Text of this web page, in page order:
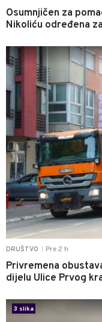
Osumnjičen za
Nikoliću određena
DRUŠTVO Pre 2 h
Privremena
dijelu Ulice Prvog
3 slika